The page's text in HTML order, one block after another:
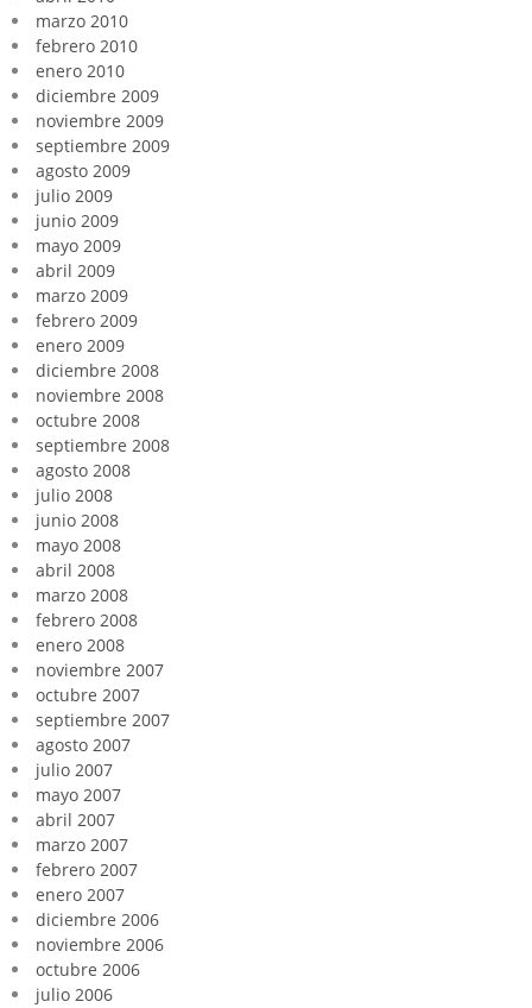
marzo 2010
febrero 2010
enero 2010
diciembre 2009
noviembre 2009
septiembre 2009
agosto 2009
julio 2009
junio 2009
mayo 2009
abril 2009
marzo 2009
febrero 2009
enero 2009
diciembre 2008
noviembre 2008
octubre 2008
septiembre 2008
agosto 2008
julio 2008
junio 2008
mayo 2008
abril 2008
marzo 2008
febrero 2008
enero 2008
noviembre 2007
octubre 2007
septiembre 2007
agosto 2007
julio 2007
mayo 2007
abril 2007
marzo 2007
febrero 2007
enero 2007
diciembre 2006
noviembre 2006
octubre 2006
julio 2006